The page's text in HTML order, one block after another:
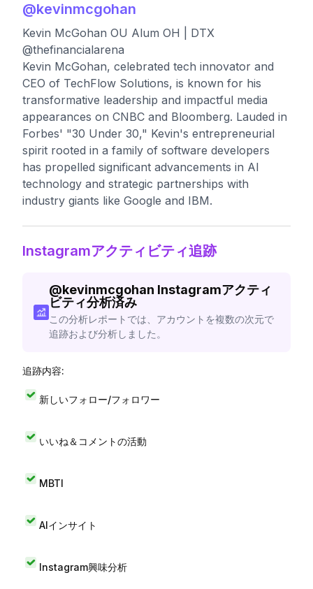
@kevinmcgohan
Kevin McGohan OU Alum OH | DTX
@thefinancialarena
Kevin McGohan, celebrated tech innovator and
CEO of TechFlow Solutions, is known for his
transformative leadership and impactful media
appearances on CNBC and Bloomberg. Lauded in
Forbes' "30 Under 30," Kevin's entrepreneurial
spirit rooted in a family of software developers
has propelled significant advancements in AI
technology and strategic partnerships with
industry giants like Google and IBM.
Instagramアクティビティ追跡
@kevinmcgohan Instagramアクティ
ビティ分析済み
この分析レポートでは、アカウントを複数の次元で
追跡および分析しました。
追跡内容:
新しいフォロー/フォロワー
いいね＆コメントの活動
MBTI
AIインサイト
Instagram興味分析